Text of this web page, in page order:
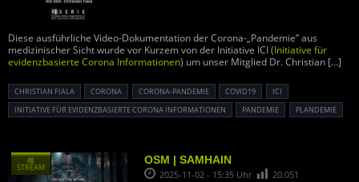
Diese ausführliche Video-Dokumentation der Corona-„Pandemie” aus
medizinischer Sicht wurde vor Kurzem von der Initiative ICI (Initiative für
evidenzbasierte Corona Informationen) um unser Mitglied Dr. Christian […]
CHRISTIAN FIALA CORONA CORONA-PANDEMIE COVID19
ICI
INITIATIVE FÜR EVIDENZBASIERTE CORONA INFORMATIONEN
PANDEMIE PLANDEMIE
OSM | SAMHAIN
2025-11-02 - 15:35 Uhr 20.051
種
STREAM